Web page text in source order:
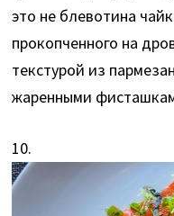
это не блевотина
прокопченного на
текстурой из
жаренными
10.